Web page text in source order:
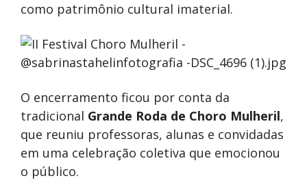
como patrimônio cultural imaterial.
O encerramento ficou por conta da
tradicional Grande Roda de Choro Mulheril,
que reuniu professoras, alunas e convidadas
em uma celebração coletiva que emocionou
o público.